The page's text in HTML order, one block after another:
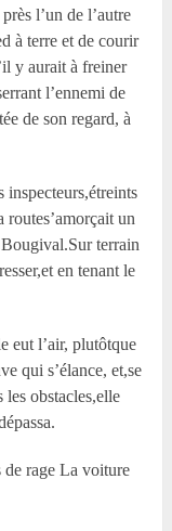
l’un de l’autre
à terre et de courir
y aurait à freiner
l’ennemi de
de son regard, à
inspecteurs,étreints
routes’amorçait un
terrain
en tenant le
eut l’air, plutôtque
qui s’élance, et,se
les obstacles,elle
rage La voiture